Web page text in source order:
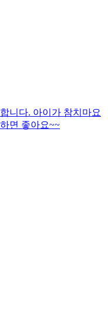
니다. 아이가 참치마요
면 좋아요~~